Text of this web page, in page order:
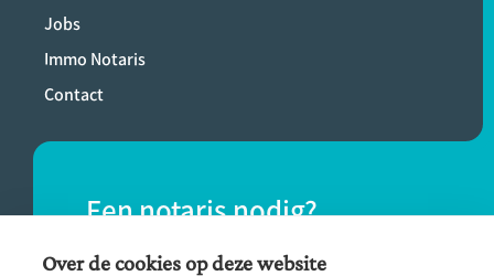
Jobs
Immo Notaris
Contact
Een notaris nodig?
Vind eenvoudig een notaris bij jou in de
Over de cookies op deze website